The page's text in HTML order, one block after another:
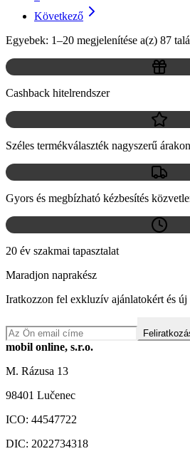
Következő
Egyebek: 1–20 megjelenítése a(z) 87
Cashback hitelrendszer
Széles termékválaszték nagyszerű árakon
Gyors és megbízható kézbesítés
20 év szakmai tapasztalat
Maradjon naprakész
Iratkozzon fel exkluzív ajánlatokért és új
mobil online, s.r.o.
M. Rázusa 13
98401 Lučenec
ICO: 44547722
DIC: 2022734318